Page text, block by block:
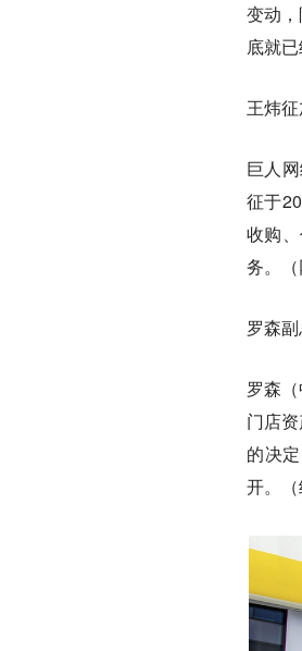
变动
底就
王炜
巨人
征于
收购
务。（
罗森
罗森
门店
的决
开。（